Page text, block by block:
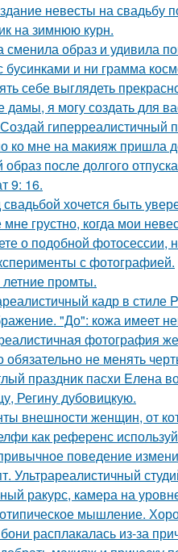
невесты на свадьбу
на зимнюю курн.
сменила образ и удивила
бусинками и ни грамма
себе выглядеть
дамы, я могу создать для
гиперреалистичный
ко мне на макияж пришла
после долгого
9: 16.
хочется быть
мне грустно, когда мои
о подобной фотосессии,
с фотографией.
летние промты.
кадр в
"До": кожа имеет
фотография
обязательно не менять
праздник пасxи Eлена
Регину дубoвицкую.
внешности женщин, от
как референс
поведение
Ультрареалистичный
ракурс, камера на
мышление.
расплакалась из-за